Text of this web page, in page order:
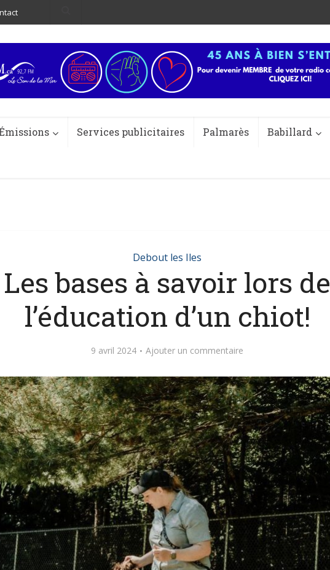
Services publicitaires Palmarès Babillard
Debout les Iles
Les bases à savoir lors de
l’éducation d’un chiot!
9 avril 2024 Ajouter un commentaire